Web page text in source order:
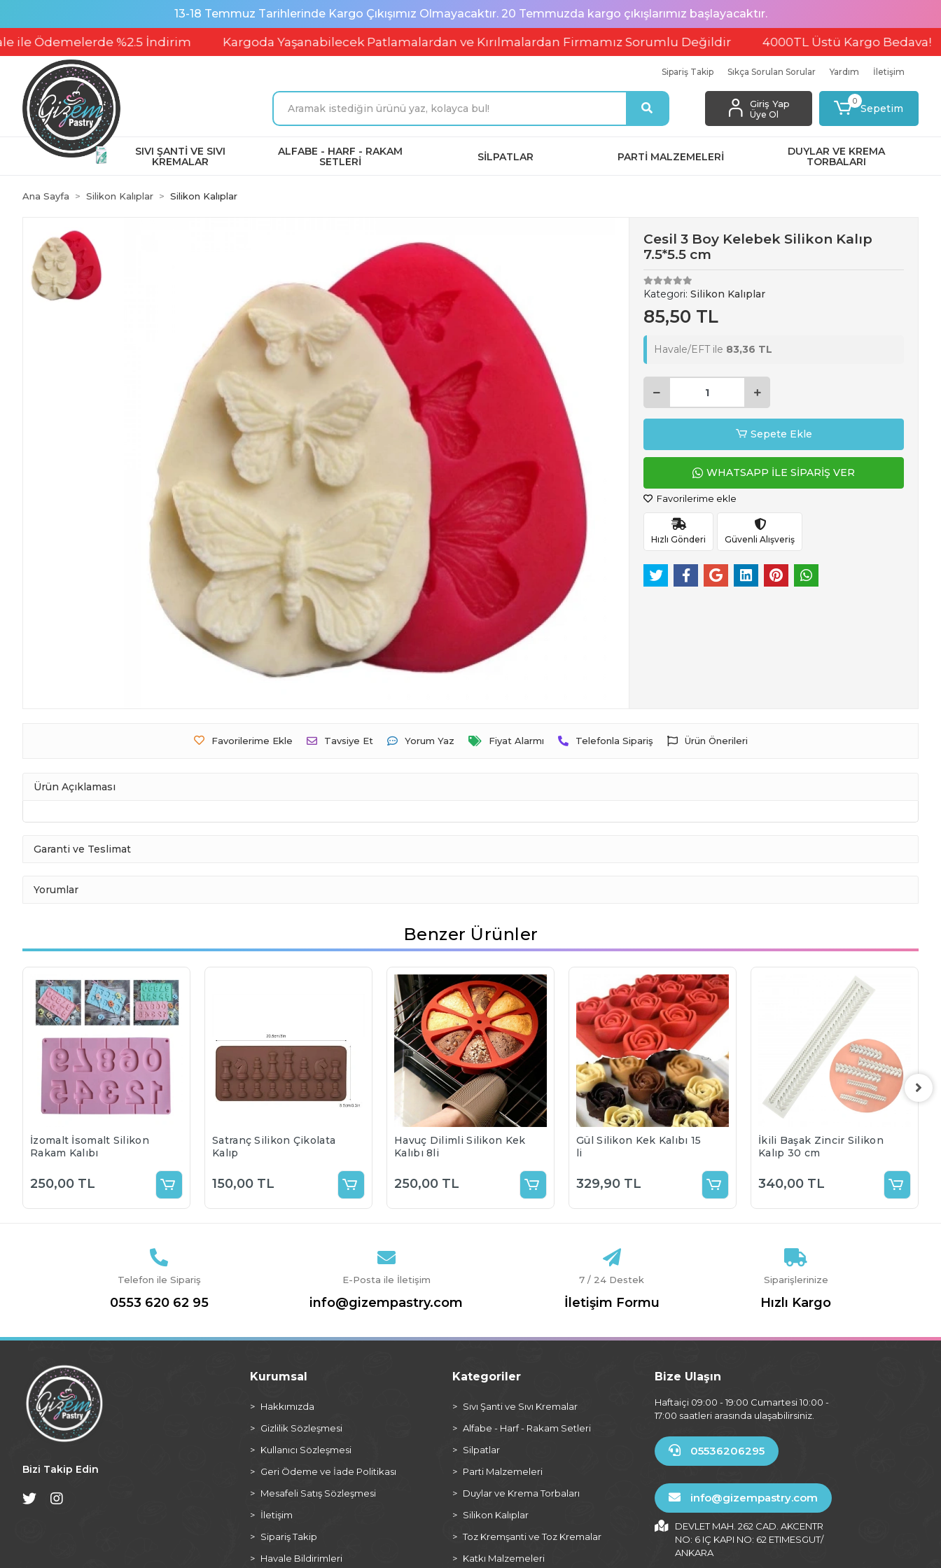
13-18 Temmuz Tarihlerinde Kargo Çıkışımız Olmayacaktır. 20 Temmuzda kargo çıkışlarımız başlayacaktır.
%2.5 İndirim Kargoda Yaşanabilecek Patlamalardan ve Kırılmalardan Firmamız Sorumlu Değildir 4000TL Üstü Kargo Bedava! EFT
Sipariş Takip Sıkça Sorulan Sorular Yardım İletişim
Giriş Yap
Üye Ol
0
Sepetim
SIVI ŞANTİ VE SIVI
KREMALAR
ALFABE - HARF - RAKAM
SETLERİ
SİLPATLAR PARTİ MALZEMELERİ
DUYLAR VE KREMA
TORBALARI
Ana Sayfa Silikon Kalıplar Silikon Kalıplar
Cesil 3 Boy Kelebek Silikon Kalıp
7.5*5.5 cm
Kategori:Silikon Kalıplar
85,50 TL
Havale/EFT ile 83,36 TL
Sepete Ekle
WHATSAPP İLE SİPARİŞ VER
Favorilerime ekle
Hızlı Gönderi Güvenli Alışveriş
Favorilerime Ekle Tavsiye Et Yorum Yaz Fiyat Alarmı Telefonla Sipariş Ürün Önerileri
Ürün Açıklaması
Garanti ve Teslimat
Yorumlar
Benzer Ürünler
İzomalt İsomalt Silikon
Rakam Kalıbı
250,00 TL
Satranç Silikon Çikolata
Kalıp
150,00 TL
Havuç Dilimli Silikon Kek
Kalıbı 8li
250,00 TL
Gül Silikon Kek Kalıbı 15
li
329,90 TL
İkili Başak Zincir Silikon
Kalıp 30 cm
340,00 TL
Telefon ile Sipariş
0553 620 62 95
E-Posta ile İletişim
info@gizempastry.com
7 / 24 Destek
İletişim Formu
Siparişlerinize
Hızlı Kargo
Bizi Takip Edin
Kurumsal
Hakkımızda
Gizlilik Sözleşmesi
Kullanıcı Sözleşmesi
Geri Ödeme ve İade Politikası
Mesafeli Satış Sözleşmesi
İletişim
Sipariş Takip
Havale Bildirimleri
Kategoriler
Sıvı Şanti ve Sıvı Kremalar
Alfabe - Harf - Rakam Setleri
Silpatlar
Parti Malzemeleri
Duylar ve Krema Torbaları
Silikon Kalıplar
Toz Kremşanti ve Toz Kremalar
Katkı Malzemeleri
Bize Ulaşın
Haftaiçi 09:00 - 19:00 Cumartesi 10:00 -
17:00 saatleri arasında ulaşabilirsiniz.
05536206295
info@gizempastry.com
DEVLET MAH. 262 CAD. AKCENTR
NO: 6 IÇ KAPI NO: 62 ETIMESGUT/
ANKARA